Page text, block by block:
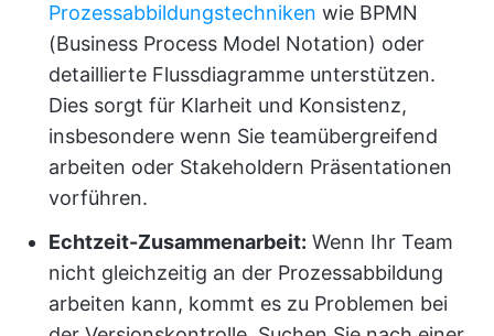
Prozessabbildungstechniken wie BPMN
(Business Process Model Notation) oder
detaillierte Flussdiagramme unterstützen.
Dies sorgt für Klarheit und Konsistenz,
insbesondere wenn Sie teamübergreifend
arbeiten oder Stakeholdern Präsentationen
vorführen.
Echtzeit-Zusammenarbeit: Wenn Ihr Team
nicht gleichzeitig an der Prozessabbildung
arbeiten kann, kommt es zu Problemen bei